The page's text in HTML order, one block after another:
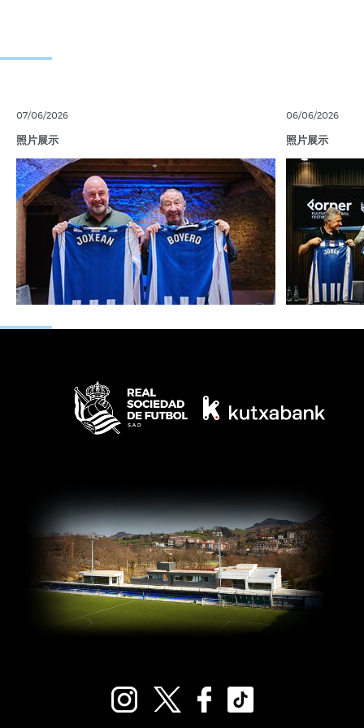
07/06/2026
照片展示
06/06/2026
照片展示